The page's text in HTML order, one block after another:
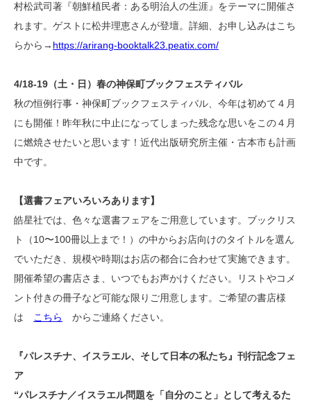
村松武司著『朝鮮植民者：ある明治人の生涯』をテーマに開催さ
れます。ゲストに松井理恵さんが登壇。詳細、お申し込みはこち
らから→ https://arirang-booktalk23.peatix.com/
4/18-19（土・日）春の神保町ブックフェスティバル
秋の恒例行事・神保町ブックフェスティバル、今年は初めて４月
にも開催！昨年秋に中止になってしまった残念な思いをこの４月
に燃焼させたいと思います！近代出版研究所主催・古本市も計画
中です。
【選書フェアいろいろあります】
皓星社では、色々な選書フェアをご用意しています。ブックリス
ト（10〜100冊以上まで！）の中からお店向けのタイトルを選ん
でいただき、規模や時期はお店の都合に合わせて実施できます。
開催希望の書店さま、いつでもお声かけください。リストやコメ
ント付きの冊子など可能な限りご用意します。ご希望の書店様
は
こちら からご連絡ください。
『パレスチナ、イスラエル、そして日本の私たち』刊行記念フェ
ア
“パレスチナ／イスラエル問題を「自分のこと」として考えるた